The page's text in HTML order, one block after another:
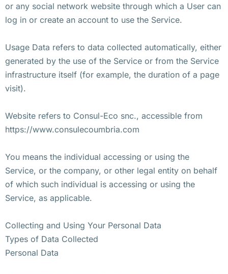
or any social network website through which a User can
log in or create an account to use the Service.
Usage Data refers to data collected automatically, either
generated by the use of the Service or from the Service
infrastructure itself (for example, the duration of a page
visit).
Website refers to Consul-Eco snc., accessible from
https://www.consulecoumbria.com
You means the individual accessing or using the
Service, or the company, or other legal entity on behalf
of which such individual is accessing or using the
Service, as applicable.
Collecting and Using Your Personal Data
Types of Data Collected
Personal Data